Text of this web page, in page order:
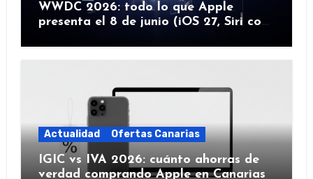
WWDC 2026: todo lo que Apple
presenta el 8 de junio (iOS 27, Siri con
Actualidad Ofertas Canarias
IGIC vs IVA 2026: cuánto ahorras de
verdad comprando Apple en Canarias